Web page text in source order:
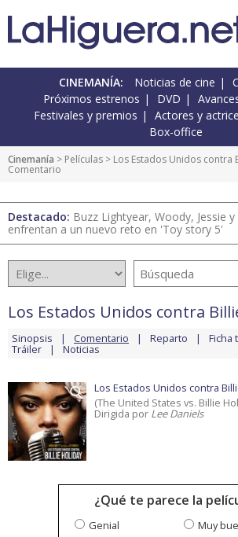
CINEMANÍA: Noticias de cine
Próximos estrenos
DVD
Festivales y premios
Actores y
Box-office
Cinemanía > Películas > Los Estados Unidos contra
Comentario
Destacado: Buzz Lightyear, Woody, Jessie
enfrentan a un nuevo reto en 'Toy story 5'
Los Estados Unidos contra
Sinopsis Comentario Reparto Ficha
Tráiler Noticias
Los Estados Unidos contra
(The United States vs. Billie
Dirigida por Lee Daniels
¿Qué te parece la
Genial
Muy